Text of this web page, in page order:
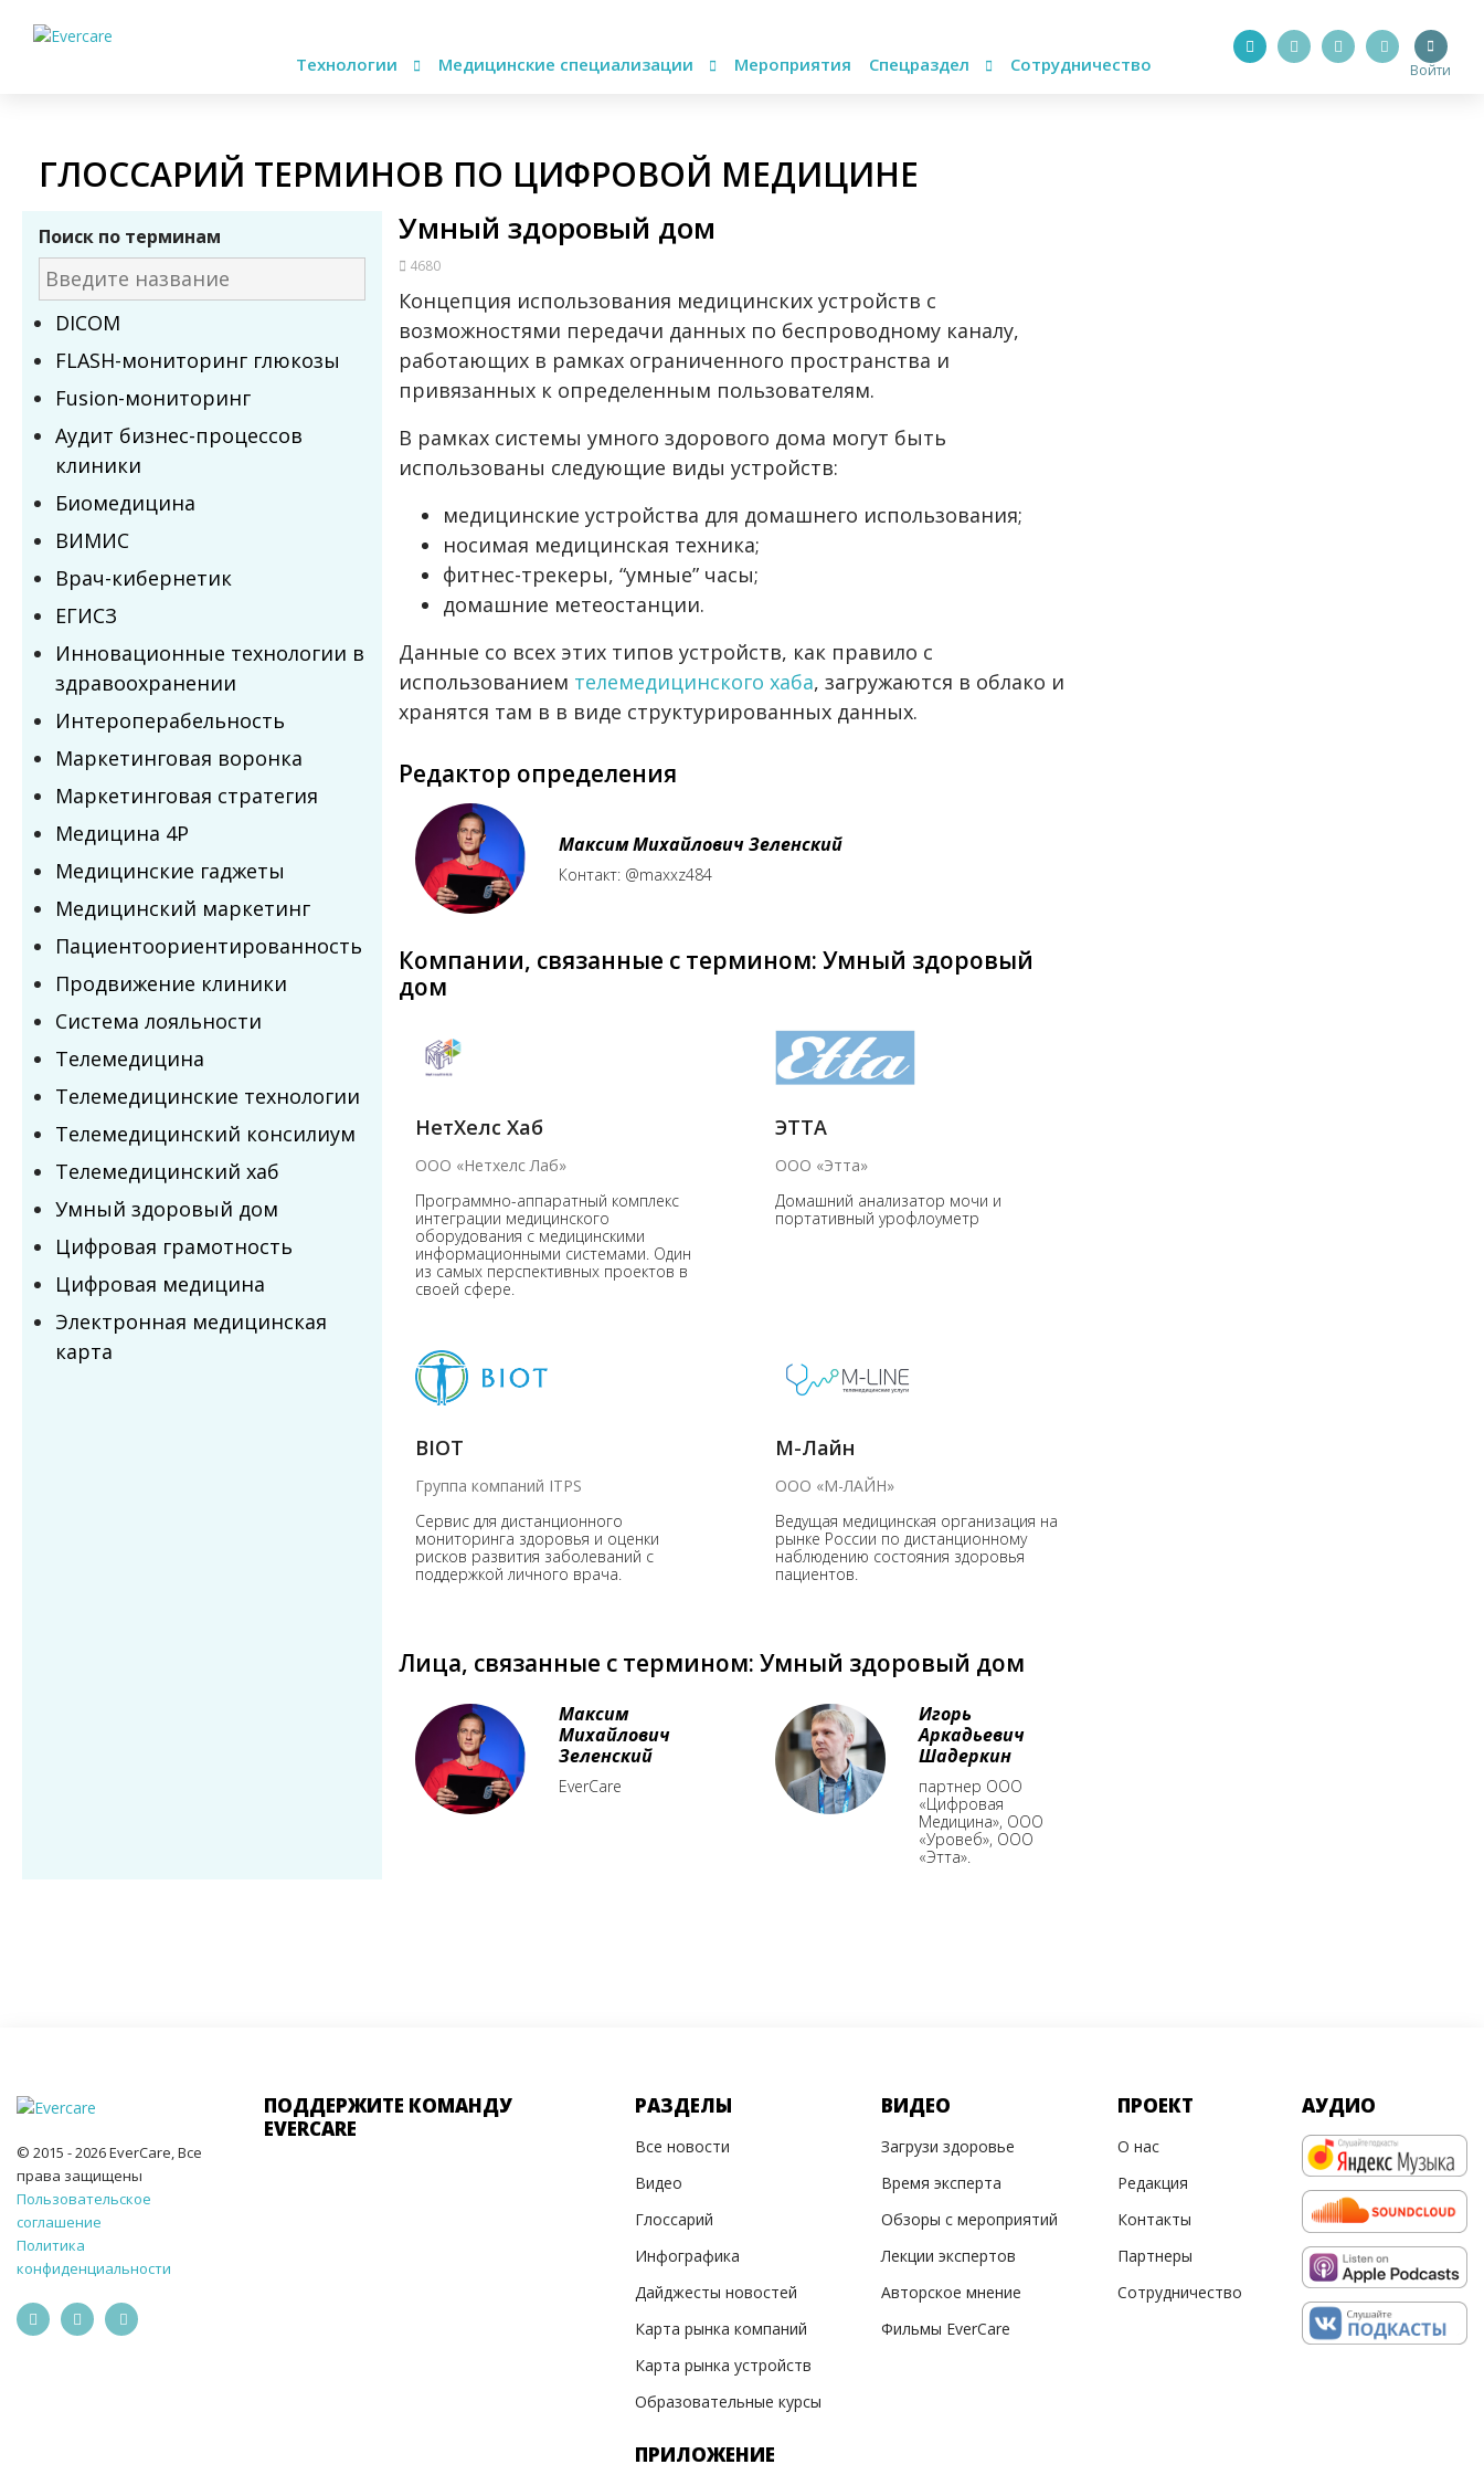
Технологии Медицинские специализации Мероприятия Спецраздел Сотрудничество Войти
ГЛОССАРИЙ ТЕРМИНОВ ПО ЦИФРОВОЙ МЕДИЦИНЕ
Поиск по терминам
DICOM
FLASH-мониторинг глюкозы
Fusion-мониторинг
Аудит бизнес-процессов
клиники
Биомедицина
ВИМИС
Врач-кибернетик
ЕГИСЗ
Инновационные технологии в
здравоохранении
Интероперабельность
Маркетинговая воронка
Маркетинговая стратегия
Медицина 4P
Медицинские гаджеты
Медицинский маркетинг
Пациентоориентированность
Продвижение клиники
Система лояльности
Телемедицина
Телемедицинские технологии
Телемедицинский консилиум
Телемедицинский хаб
Умный здоровый дом
Цифровая грамотность
Цифровая медицина
Электронная медицинская
карта
Умный здоровый дом
4680
Концепция использования медицинских устройств с
возможностями передачи данных по беспроводному каналу,
работающих в рамках ограниченного пространства и
привязанных к определенным пользователям.
В рамках системы умного здорового дома могут быть
использованы следующие виды устройств:
медицинские устройства для домашнего использования;
носимая медицинская техника;
фитнес-трекеры, “умные” часы;
домашние метеостанции.
Данные со всех этих типов устройств, как правило с
использованием телемедицинского хаба, загружаются в облако и
хранятся там в в виде структурированных данных.
Редактор определения
Максим Михайлович Зеленский
Контакт: @maxxz484
Компании, связанные с термином: Умный здоровый
дом
НетХелс Хаб
ООО «Нетхелс Лаб»
Программно-аппаратный комплекс
интеграции медицинского
оборудования с медицинскими
информационными системами. Один
из самых перспективных проектов в
своей сфере.
ЭТТА
ООО «Этта»
Домашний анализатор мочи и
портативный урофлоуметр
BIOT
Группа компаний ITPS
Cервис для дистанционного
мониторинга здоровья и оценки
рисков развития заболеваний с
поддержкой личного врача.
М-Лайн
ООО «М-ЛАЙН»
Ведущая медицинская организация на
рынке России по дистанционному
наблюдению состояния здоровья
пациентов.
Лица, связанные с термином: Умный здоровый дом
Максим
Михайлович
Зеленский
EverCare
Игорь
Аркадьевич
Шадеркин
партнер ООО
«Цифровая
Медицина», ООО
«Уровеб», ООО
«Этта».
© 2015 - 2026 EverCare, Все
права защищены
Пользовательское
соглашение
Политика
конфиденциальности
ПОДДЕРЖИТЕ КОМАНДУ
EVERCARE
РАЗДЕЛЫ
Все новости
Видео
Глоссарий
Инфографика
Дайджесты новостей
Карта рынка компаний
Карта рынка устройств
Образовательные курсы
ПРИЛОЖЕНИЕ
ВИДЕО
Загрузи здоровье
Время эксперта
Обзоры с мероприятий
Лекции экспертов
Авторское мнение
Фильмы EverCare
ПРОЕКТ
О нас
Редакция
Контакты
Партнеры
Сотрудничество
АУДИО